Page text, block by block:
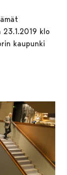
klo
kaupunki